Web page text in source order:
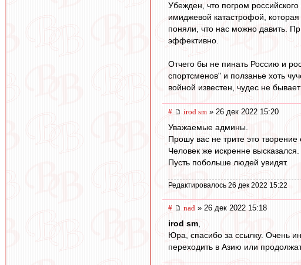
Убежден, что погром
имиджевой катастрофой,
поняли, что нас можно давить.
эффективно.
Отчего бы не пинать Россию и
спортсменов" и ползанье хоть
войной известен, чудес не бывает
# irod sm » 26 дек 2022 15:20
Уважаемые админы.
Прошу вас не трите это творение
Человек же искренне высказался.
Пусть побольше людей увидят.
Редактировалось 26 дек 2022 15:22
# nad » 26 дек 2022 15:18
irod sm
Юра, спасибо за ссылку. Очень
переходить в Азию или